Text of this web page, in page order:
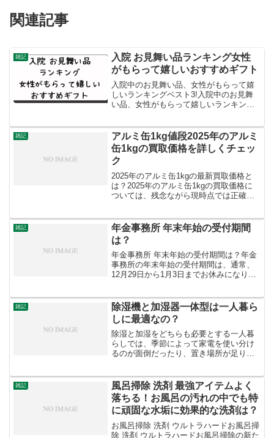
関連記事
雑記
入院 お見舞い品ランキング女性
がもらって嬉しいおすすめギフト
入院中のお見舞い品、女性がもらって嬉
しいランキングベスト3!入院中のお見舞
い品、女性がもらって嬉しいランキング
ぶお見舞い品のベスト3をご紹介します。
入院生活は快適さや...
雑記
アルミ缶1kg値段2025年のアルミ
缶1kgの買取価格を詳しくチェッ
ク
2025年のアルミ缶1kgの最新買取価格と
は？2025年のアルミ缶1kgの買取価格に
ついては、残念ながら現時点では正確な
する相場: アルミ缶の買取価格は、国際的
なアルミ...
雑記
年金事務所 年末年始の受付期間
は？
年金事務所 年末年始の受付期間は？年金
事務所の年末年始の受付期間は、通常、
12月29日から1月3日までお休みになりま
場合があります。最も確実な情報は、以
下の方法でご確認...
雑記
除湿機と加湿器一体型は一人暮ら
しに最適なの？
除湿と加湿をどちらも必要とする一人暮
らしでは、季節によって家電を使い分け
るのが面倒だったり、置き場所が足りな
いが気になる・冬は乾燥して喉が痛くな
る・家電を2台置くスペー...
雑記
風呂掃除 洗剤 最強アイテムよく
落ちる！お風呂の汚れの中でも特
に頑固な水垢に効果的な洗剤は？
お風呂掃除 洗剤 ウルトラハードお風呂掃
除 洗剤 ウルトラハードお風呂掃除の新た